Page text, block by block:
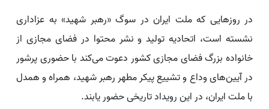
در روزهایی که ملت ایران در سوگ «رهبر شهید» به عزاداری
نشسته است، اتحادیه تولید و نشر محتوا در فضای مجازی از
خانواده بزرگ فضای مجازی کشور دعوت می‌کند با حضوری پرشور
در آیین‌های وداع و تشییع پیکر مطهر رهبر شهید، همراه و همدل
با ملت ایران، در این رویداد تاریخی حضور یابند.